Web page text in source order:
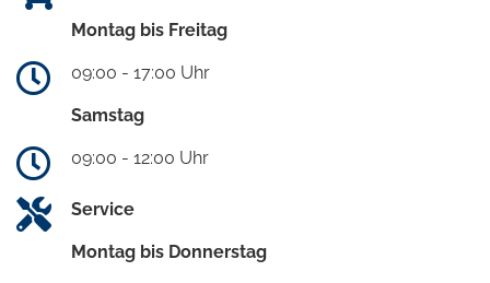
Montag bis Freitag
09:00 - 17:00 Uhr
Samstag
09:00 - 12:00 Uhr
Service
Montag bis Donnerstag